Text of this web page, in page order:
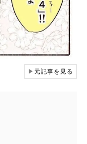
▶元記事を見る